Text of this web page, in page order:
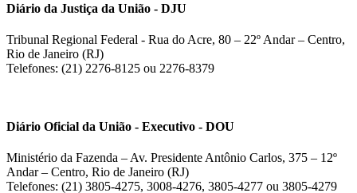
Diário da Justiça da União - DJU
Tribunal Regional Federal - Rua do Acre, 80 – 22º Andar – Centro,
Rio de Janeiro (RJ)
Telefones: (21) 2276-8125 ou 2276-8379
Diário Oficial da União - Executivo - DOU
Ministério da Fazenda – Av. Presidente Antônio Carlos, 375 – 12º
Andar – Centro, Rio de Janeiro (RJ)
Telefones: (21) 3805-4275, 3008-4276, 3805-4277 ou 3805-4279